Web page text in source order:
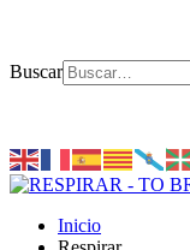
Buscar
Inicio